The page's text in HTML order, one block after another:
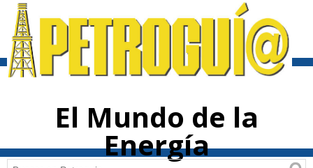
contenido
El Mundo de la
Energía